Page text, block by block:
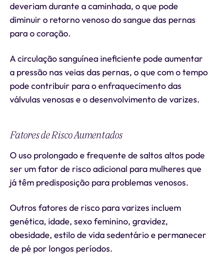
deveriam durante a caminhada, o que pode
diminuir o retorno venoso do sangue das pernas
para o coração.
A circulação sanguínea ineficiente pode aumentar
a pressão nas veias das pernas, o que com o tempo
pode contribuir para o enfraquecimento das
válvulas venosas e o desenvolvimento de varizes.
Fatores de Risco Aumentados
O uso prolongado e frequente de saltos altos pode
ser um fator de risco adicional para mulheres que
já têm predisposição para problemas venosos.
Outros fatores de risco para varizes incluem
genética, idade, sexo feminino, gravidez,
obesidade, estilo de vida sedentário e permanecer
de pé por longos períodos.